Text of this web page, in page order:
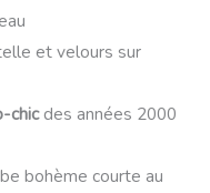
et velours sur
chicdes années 2000
bohème courte au